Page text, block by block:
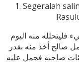
1. Segeralah
منه اليوم
صالح أخذ منه بقدر